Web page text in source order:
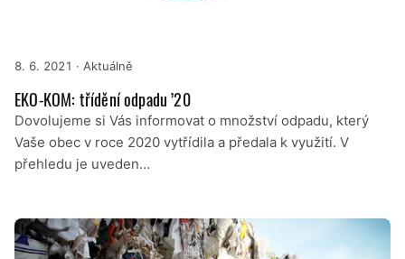
8. 6. 2021 · Aktuálně
EKO-KOM: třídění odpadu ’20
Dovolujeme si Vás informovat o množství odpadu, který
Vaše obec v roce 2020 vytřídila a předala k využití. V
přehledu je uveden…